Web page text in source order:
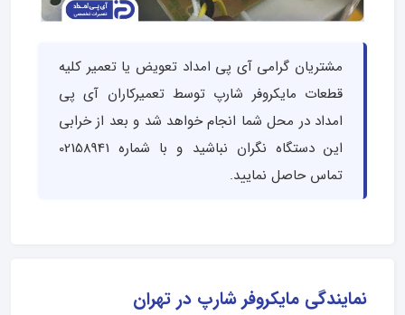
مشتریان گرامی آی پی امداد تعویض یا تعمیر کلیه
قطعات مایکروفر شارپ توسط تعمیرکاران آی پی
امداد در محل شما انجام خواهد شد و بعد از خرابی
این دستگاه نگران نباشید و با شماره 02158941
تماس حاصل نمایید.
نمایندگی مایکروفر شارپ در تهران